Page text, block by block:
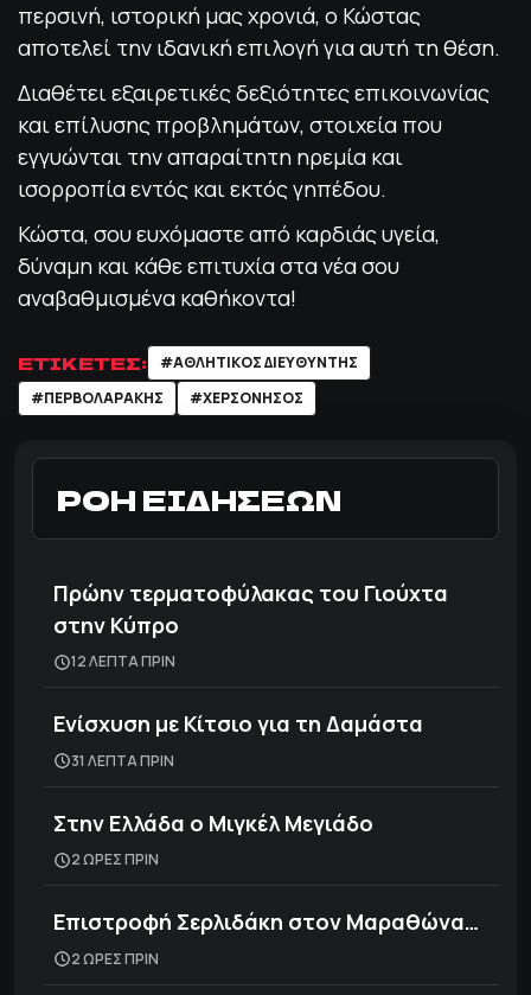
περσινή, ιστορική μας χρονιά, ο Κώστας
αποτελεί την ιδανική επιλογή για αυτή τη θέση.
Διαθέτει εξαιρετικές δεξιότητες επικοινωνίας
και επίλυσης προβλημάτων, στοιχεία που
εγγυώνται την απαραίτητη ηρεμία και
ισορροπία εντός και εκτός γηπέδου.
Κώστα, σου ευχόμαστε από καρδιάς υγεία,
δύναμη και κάθε επιτυχία στα νέα σου
αναβαθμισμένα καθήκοντα!
ΕΤΙΚΕΤΕΣ:
#ΑΘΛΗΤΙΚΟΣ ΔΙΕΥΘΥΝΤΗΣ
#ΠΕΡΒΟΛΑΡΑΚΗΣ
#ΧΕΡΣΟΝΗΣΟΣ
ΡΟΗ ΕΙΔΗΣΕΩΝ
Πρώην τερματοφύλακας του Γιούχτα
στην Κύπρο
12 ΛΕΠΤΑ ΠΡΙΝ
Ενίσχυση με Κίτσιο για τη Δαμάστα
31 ΛΕΠΤΑ ΠΡΙΝ
Στην Ελλάδα ο Μιγκέλ Μεγιάδο
2 ΩΡΕΣ ΠΡΙΝ
Επιστροφή Σερλιδάκη στον Μαραθώνα…
2 ΩΡΕΣ ΠΡΙΝ